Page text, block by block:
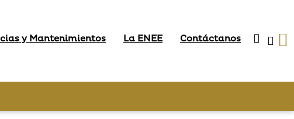
y Mantenimientos La ENEE Contáctanos